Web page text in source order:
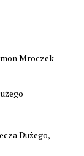
Mroczek
Dużego,